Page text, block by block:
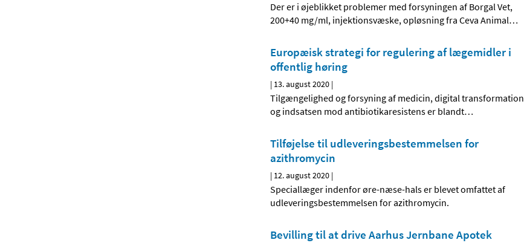
Der er i øjeblikket problemer med forsyningen af Borgal Vet,
200+40 mg/ml, injektionsvæske, opløsning fra Ceva Animal…
Europæisk strategi for regulering af lægemidler i
offentlig høring
| 13. august 2020 |
Tilgængelighed og forsyning af medicin, digital transformation
og indsatsen mod antibiotikaresistens er blandt…
Tilføjelse til udleveringsbestemmelsen for
azithromycin
| 12. august 2020 |
Speciallæger indenfor øre-næse-hals er blevet omfattet af
udleveringsbestemmelsen for azithromycin.
Bevilling til at drive Aarhus Jernbane Apotek